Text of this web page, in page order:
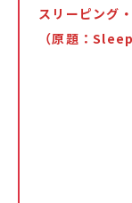
スリーピング
（原題：